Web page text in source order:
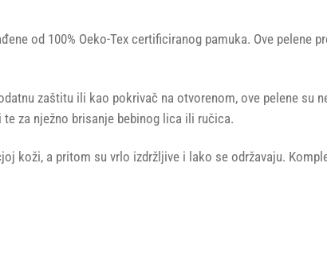
od 100% Oeko-Tex certificiranog pamuka. Ove pelene
zaštitu ili kao pokrivač na otvorenom, ove pelene su
za nježno brisanje bebinog lica ili ručica.
koži, a pritom su vrlo izdržljive i lako se održavaju.